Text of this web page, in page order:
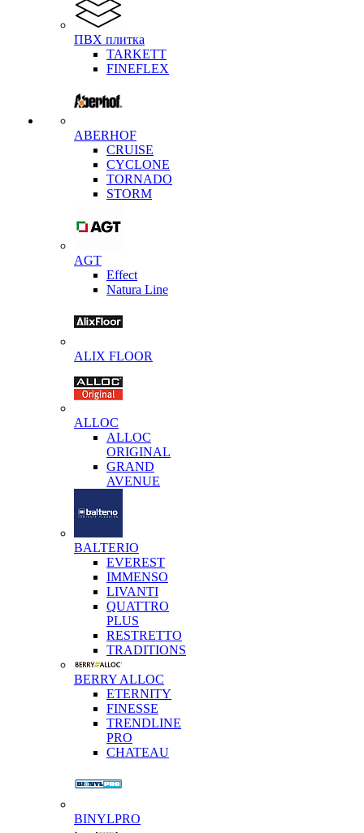
ПВХ плитка
TARKETT
FINEFLEX
ABERHOF
CRUISE
CYCLONE
TORNADO
STORM
AGT
Effect
Natura Line
ALIX FLOOR
ALLOC
ALLOC
ORIGINAL
GRAND
AVENUE
BALTERIO
EVEREST
IMMENSO
LIVANTI
QUATTRO
PLUS
RESTRETTO
TRADITIONS
BERRY ALLOC
ETERNITY
FINESSE
TRENDLINE
PRO
CHATEAU
BINYLPRO